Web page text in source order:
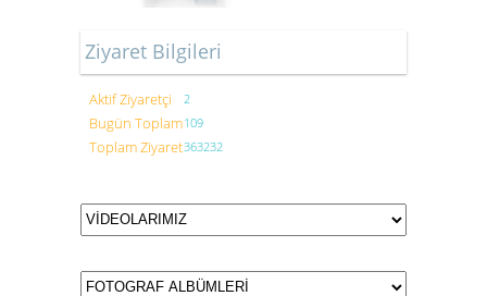
Ziyaret Bilgileri
Aktif Ziyaretçi 2
Bugün Toplam109
Toplam Ziyaret363232